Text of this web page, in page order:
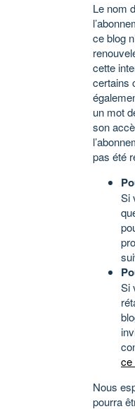
Le nom
ce blog
cette
certains
un mot
son
pas été
Si
Si
ce
Nous
pourra